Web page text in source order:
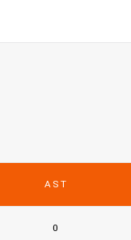
AST
0